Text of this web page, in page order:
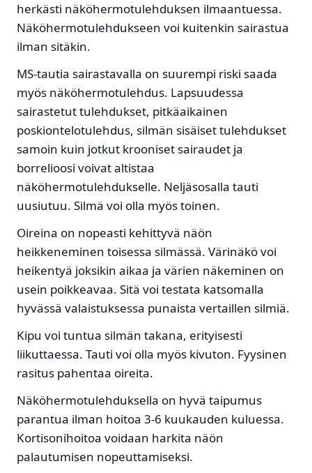
herkästi näköhermotulehduksen ilmaantuessa.
Näköhermotulehdukseen voi kuitenkin sairastua
ilman sitäkin.
MS-tautia sairastavalla on suurempi riski saada
myös näköhermotulehdus. Lapsuudessa
sairastetut tulehdukset, pitkäaikainen
poskiontelotulehdus, silmän sisäiset tulehdukset
samoin kuin jotkut krooniset sairaudet ja
borrelioosi voivat altistaa
näköhermotulehdukselle. Neljäsosalla tauti
uusiutuu. Silmä voi olla myös toinen.
Oireina on nopeasti kehittyvä näön
heikkeneminen toisessa silmässä. Värinäkö voi
heikentyä joksikin aikaa ja värien näkeminen on
usein poikkeavaa. Sitä voi testata katsomalla
hyvässä valaistuksessa punaista vertaillen silmiä.
Kipu voi tuntua silmän takana, erityisesti
liikuttaessa. Tauti voi olla myös kivuton. Fyysinen
rasitus pahentaa oireita.
Näköhermotulehduksella on hyvä taipumus
parantua ilman hoitoa 3-6 kuukauden kuluessa.
Kortisonihoitoa voidaan harkita näön
palautumisen nopeuttamiseksi.